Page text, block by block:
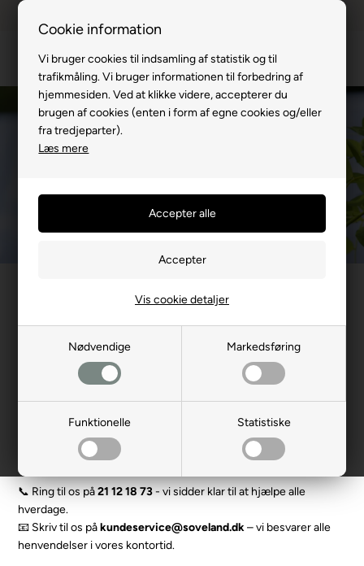
Cookie information
Vi bruger cookies til indsamling af statistik og til
trafikmåling. Vi bruger informationen til forbedring af
hjemmesiden. Ved at klikke videre, accepterer du
brugen af cookies (enten i form af egne cookies og/eller
fra tredjeparter).
Læs mere
Nødvendige Markedsføring
Funktionelle Statistiske
Vis cookie detaljer
Har du spørgsmål til din ordre hos
Fandt du ikke det, du søgte? Så er du altid velkommen til at
kontakte vores kundeservice.
📞 Ring til os på21 12 18 73- vi sidder klar til at hjælpe alle
hverdage.
📧 Skriv til os påkundeservice@soveland.dk– vi besvarer alle
henvendelser i vores kontortid.